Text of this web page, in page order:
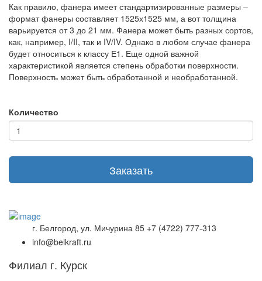
Как правило, фанера имеет стандартизированные размеры –
формат фанеры составляет 1525х1525 мм, а вот толщина
варьируется от 3 до 21 мм. Фанера может быть разных сортов,
как, например, I/II, так и IV/IV. Однако в любом случае фанера
будет относиться к классу Е1. Еще одной важной
характеристикой является степень обработки поверхности.
Поверхность может быть обработанной и необработанной.
Количество
Заказать
г. Белгород, ул. Мичурина 85 +7 (4722) 777-313
info@belkraft.ru
Филиал г. Курск